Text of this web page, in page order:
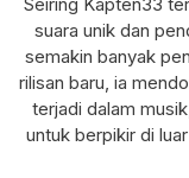
suara unik dan
semakin banyak
rilisan baru, ia
terjadi dalam
untuk berpikir di